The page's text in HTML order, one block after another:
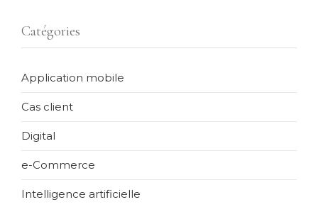
Catégories
Application mobile
Cas client
Digital
e-Commerce
Intelligence artificielle